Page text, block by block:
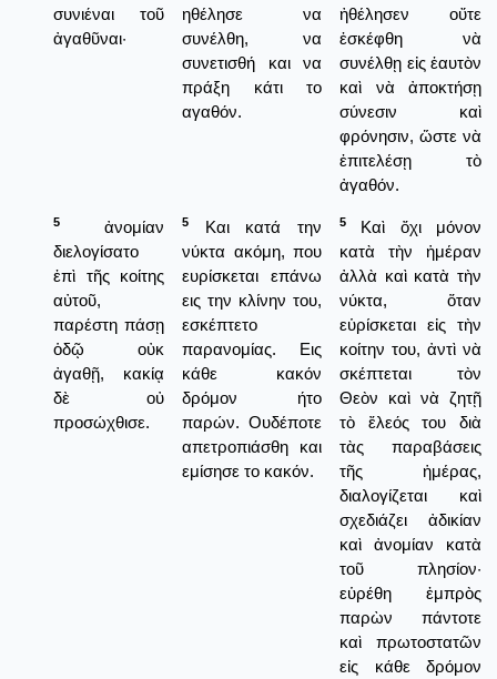
συνιέναι τοῦ
ἀγαθῦναι·
ηθέλησε να
συνέλθη, να
συνετισθή και να
πράξη κάτι το
αγαθόν.
ἠθέλησεν οὔτε
ἐσκέφθη νὰ
συνέλθῃ εἰς ἑαυτὸν
καὶ νὰ ἀποκτήσῃ
σύνεσιν καὶ
φρόνησιν, ὥστε νὰ
ἐπιτελέσῃ τὸ
ἀγαθόν.
5
ἀνομίαν
διελογίσατο
ἐπὶ τῆς κοίτης
αὐτοῦ,
παρέστη πάσῃ
ὁδῷ οὐκ
ἀγαθῇ, κακίᾳ
δὲ οὐ
προσώχθισε.
5
Και κατά την
νύκτα ακόμη, που
ευρίσκεται επάνω
εις την κλίνην του,
εσκέπτετο
παρανομίας. Εις
κάθε κακόν
δρόμον ήτο
παρών. Ουδέποτε
απετροπιάσθη και
εμίσησε το κακόν.
5
Καὶ ὄχι μόνον
κατὰ τὴν ἡμέραν
ἀλλὰ καὶ κατὰ τὴν
νύκτα, ὅταν
εὑρίσκεται εἰς τὴν
κοίτην του, ἀντὶ νὰ
σκέπτεται τὸν
Θεὸν καὶ νὰ ζητῇ
τὸ ἔλεός του διὰ
τὰς παραβάσεις
τῆς ἡμέρας,
διαλογίζεται καὶ
σχεδιάζει ἀδικίαν
καὶ ἀνομίαν κατὰ
τοῦ πλησίον·
εὑρέθη ἐμπρὸς
παρὼν πάντοτε
καὶ πρωτοστατῶν
εἰς κάθε δρόμον